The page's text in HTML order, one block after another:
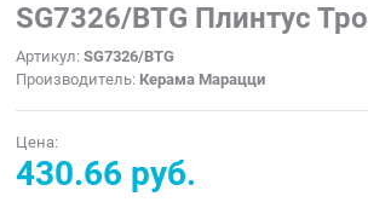
SG7326/BTG Плинтус
Артикул: SG7326/BTG
Производитель: Керама Марацци
Цена:
430.66 руб.